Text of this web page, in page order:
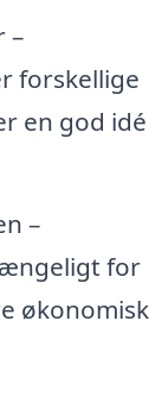
–
forskellige
en god idé
–
for
økonomisk